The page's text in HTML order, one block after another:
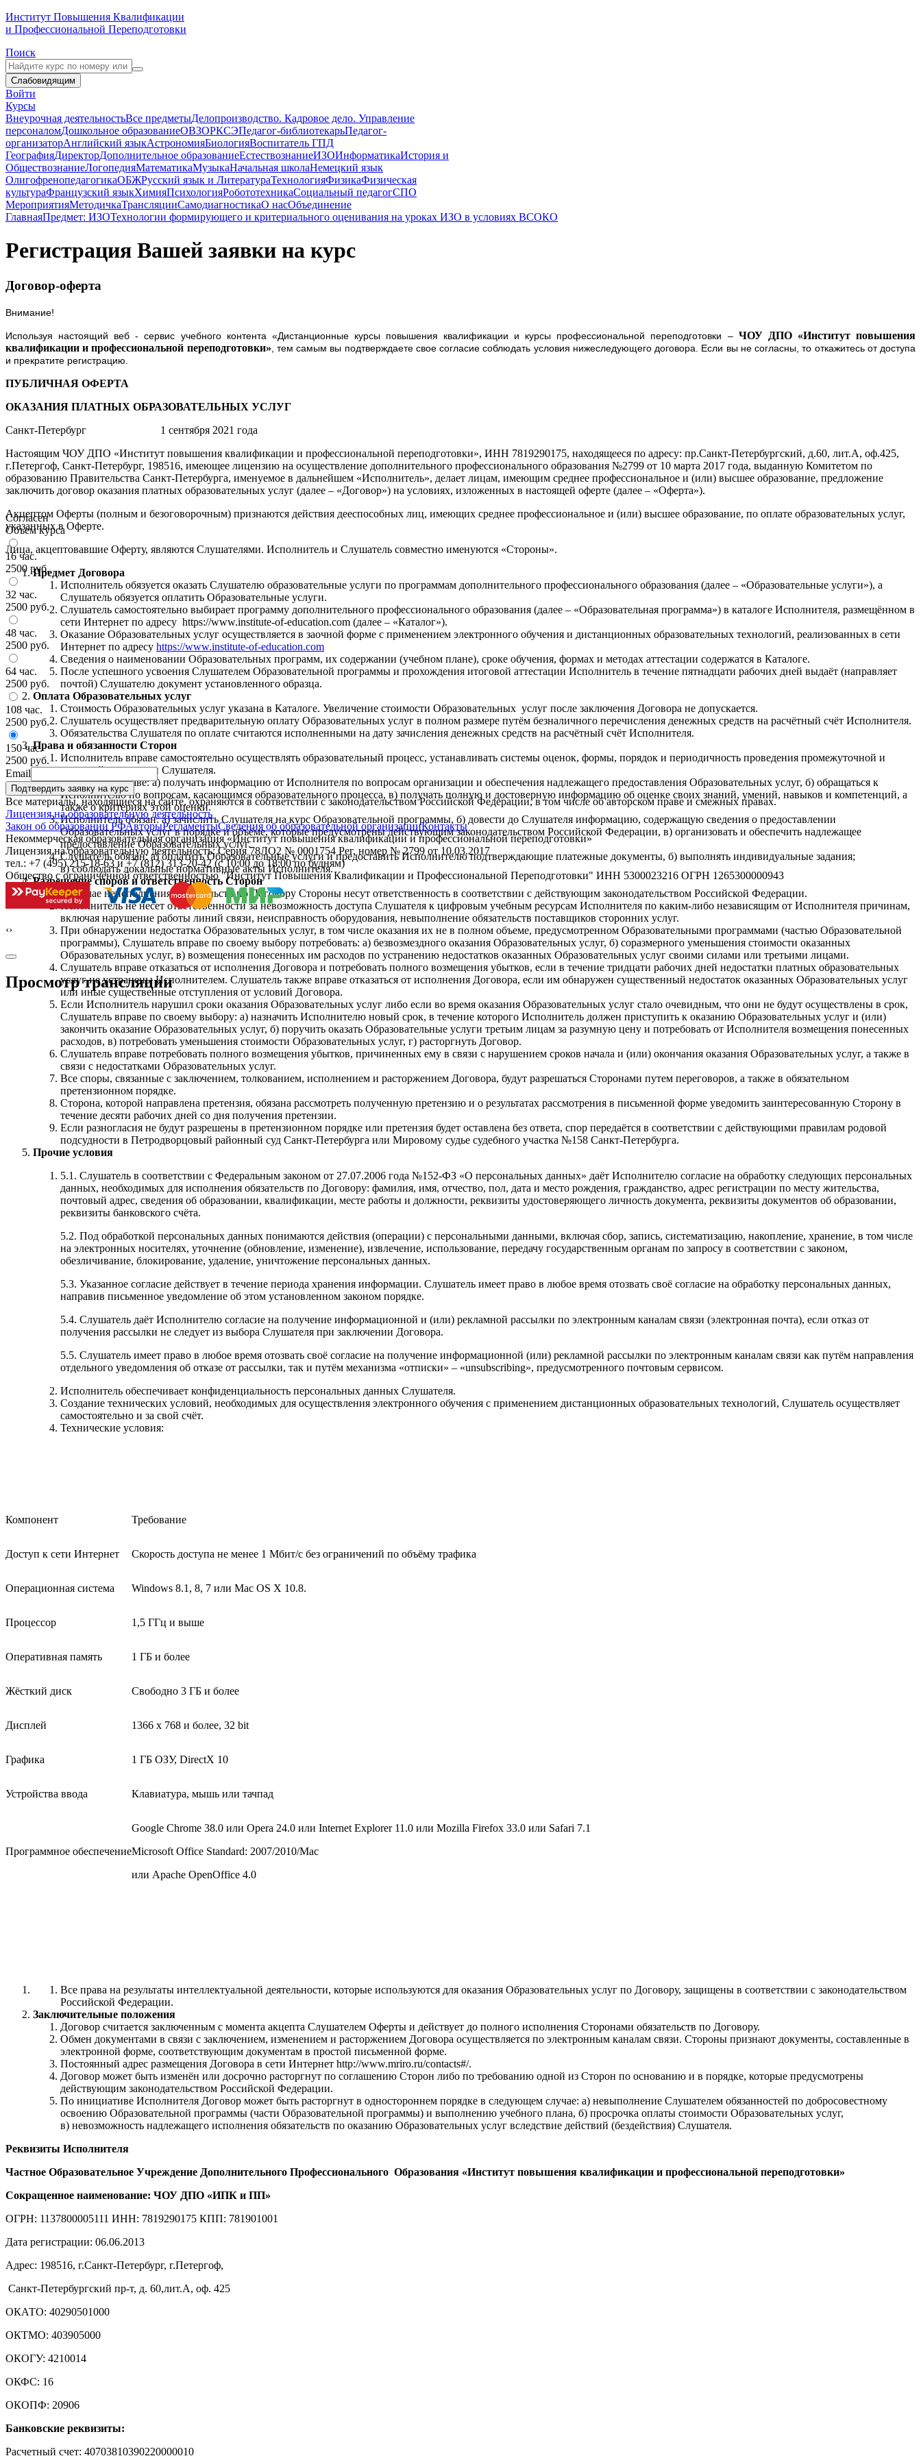
Институт Повышения Квалификации
и Профессиональной Переподготовки
Поиск
Слабовидящим
Войти
Курсы
Внеурочная деятельностьВсе предметыДелопроизводство. Кадровое дело. Управление
персоналомДошкольное образованиеОВЗОРКСЭПедагог-библиотекарьПедагог-
организаторАнглийский языкАстрономияБиологияВоспитатель ГПД
ГеографияДиректорДополнительное образованиеЕстествознаниеИЗОИнформатикаИстория и
ОбществознаниеЛогопедияМатематикаМузыкаНачальная школаНемецкий язык
ОлигофренопедагогикаОБЖРусский язык и ЛитератураТехнологияФизикаФизическая
культураФранцузский языкХимияПсихологияРобототехникаСоциальный педагогСПО
МероприятияМетодичкаТрансляцииСамодиагностикаО насОбъединение
ГлавнаяПредмет: ИЗОТехнологии формирующего и критериального оценивания на уроках ИЗО в условиях ВСОКО
Регистрация Вашей заявки на курс
Договор-оферта
Внимание!
Используя настоящий веб - сервис учебного контента «Дистанционные курсы повышения квалификации и курсы профессиональной переподготовки – ЧОУ ДПО «Институт повышения
квалификации и профессиональной переподготовки» , тем самым вы подтверждаете свое согласие соблюдать условия нижеследующего договора. Если вы не согласны, то откажитесь от доступа
и прекратите регистрацию.
ПУБЛИЧНАЯ ОФЕРТА
ОКАЗАНИЯ ПЛАТНЫХ ОБРАЗОВАТЕЛЬНЫХ УСЛУГ
Санкт-Петербург 1 сентября 2021 года
Настоящим ЧОУ ДПО «Институт повышения квалификации и профессиональной переподготовки», ИНН 7819290175, находящееся по адресу: пр.Санкт-Петербургский, д.60, лит.А, оф.425,
г.Петергоф, Санкт-Петербург, 198516, имеющее лицензию на осуществление дополнительного профессионального образования №2799 от 10 марта 2017 года, выданную Комитетом по
образованию Правительства Санкт-Петербурга, именуемое в дальнейшем «Исполнитель», делает лицам, имеющим среднее профессиональное и (или) высшее образование, предложение
заключить договор оказания платных образовательных услуг (далее – «Договор») на условиях, изложенных в настоящей оферте (далее – «Оферта»).
Акцептом Оферты (полным и безоговорочным) признаются действия дееспособных лиц, имеющих среднее профессиональное и (или) высшее образование, по оплате образовательных услуг,
указанных в Оферте.
Лица, акцептовавшие Оферту, являются Слушателями. Исполнитель и Слушатель совместно именуются «Стороны».
Предмет Договора
Исполнитель обязуется оказать Слушателю образовательные услуги по программам дополнительного профессионального образования (далее – «Образовательные услуги»), а
Слушатель обязуется оплатить Образовательные услуги.
Слушатель самостоятельно выбирает программу дополнительного профессионального образования (далее – «Образовательная программа») в каталоге Исполнителя, размещённом в
сети Интернет по адресу https://www.institute-of-education.com (далее – «Каталог»).
Оказание Образовательных услуг осуществляется в заочной форме с применением электронного обучения и дистанционных образовательных технологий, реализованных в сети
Интернет по адресу https://www.institute-of-education.com
Сведения о наименовании Образовательных программ, их содержании (учебном плане), сроке обучения, формах и методах аттестации содержатся в Каталоге.
После успешного усвоения Слушателем Образовательной программы и прохождения итоговой аттестации Исполнитель в течение пятнадцати рабочих дней выдаёт (направляет
почтой) Слушателю документ установленного образца.
Оплата Образовательных услуг
Стоимость Образовательных услуг указана в Каталоге. Увеличение стоимости Образовательных услуг после заключения Договора не допускается.
Слушатель осуществляет предварительную оплату Образовательных услуг в полном размере путём безналичного перечисления денежных средств на расчётный счёт Исполнителя.
Обязательства Слушателя по оплате считаются исполненными на дату зачисления денежных средств на расчётный счёт Исполнителя.
Права и обязанности Сторон
Исполнитель вправе самостоятельно осуществлять образовательный процесс, устанавливать системы оценок, формы, порядок и периодичность проведения промежуточной и
итоговой аттестации Слушателя.
Слушатель вправе: а) получать информацию от Исполнителя по вопросам организации и обеспечения надлежащего предоставления Образовательных услуг, б) обращаться к
Исполнителю по вопросам, касающимся образовательного процесса, в) получать полную и достоверную информацию об оценке своих знаний, умений, навыков и компетенций, а
также о критериях этой оценки.
Исполнитель обязан: а) зачислить Слушателя на курс Образовательной программы, б) довести до Слушателя информацию, содержащую сведения о предоставлении
Образовательных услуг в порядке и объёме, которые предусмотрены действующим законодательством Российской Федерации, в) организовать и обеспечить надлежащее
предоставление Образовательных услуг.
Слушатель обязан: а) оплатить Образовательные услуги и предоставить Исполнителю подтверждающие платежные документы, б) выполнять индивидуальные задания;
в) соблюдать локальные нормативные акты Исполнителя.
Разрешение споров и ответственность Сторон
В случае неисполнения обязательств по Договору Стороны несут ответственность в соответствии с действующим законодательством Российской Федерации.
Исполнитель не несет ответственности за невозможность доступа Слушателя к цифровым учебным ресурсам Исполнителя по каким-либо независящим от Исполнителя причинам,
включая нарушение работы линий связи, неисправность оборудования, невыполнение обязательств поставщиков сторонних услуг.
При обнаружении недостатка Образовательных услуг, в том числе оказания их не в полном объеме, предусмотренном Образовательными программами (частью Образовательной
программы), Слушатель вправе по своему выбору потребовать: а) безвозмездного оказания Образовательных услуг, б) соразмерного уменьшения стоимости оказанных
Образовательных услуг, в) возмещения понесенных им расходов по устранению недостатков оказанных Образовательных услуг своими силами или третьими лицами.
Слушатель вправе отказаться от исполнения Договора и потребовать полного возмещения убытков, если в течение тридцати рабочих дней недостатки платных образовательных
услуг не устранены Исполнителем. Слушатель также вправе отказаться от исполнения Договора, если им обнаружен существенный недостаток оказанных Образовательных услуг
или иные существенные отступления от условий Договора.
Если Исполнитель нарушил сроки оказания Образовательных услуг либо если во время оказания Образовательных услуг стало очевидным, что они не будут осуществлены в срок,
Слушатель вправе по своему выбору: а) назначить Исполнителю новый срок, в течение которого Исполнитель должен приступить к оказанию Образовательных услуг и (или)
закончить оказание Образовательных услуг, б) поручить оказать Образовательные услуги третьим лицам за разумную цену и потребовать от Исполнителя возмещения понесенных
расходов, в) потребовать уменьшения стоимости Образовательных услуг, г) расторгнуть Договор.
Слушатель вправе потребовать полного возмещения убытков, причиненных ему в связи с нарушением сроков начала и (или) окончания оказания Образовательных услуг, а также в
связи с недостатками Образовательных услуг.
Все споры, связанные с заключением, толкованием, исполнением и расторжением Договора, будут разрешаться Сторонами путем переговоров, а также в обязательном
претензионном порядке.
Сторона, которой направлена претензия, обязана рассмотреть полученную претензию и о результатах рассмотрения в письменной форме уведомить заинтересованную Сторону в
течение десяти рабочих дней со дня получения претензии.
Если разногласия не будут разрешены в претензионном порядке или претензия будет оставлена без ответа, спор передаётся в соответствии с действующими правилам родовой
подсудности в Петродворцовый районный суд Санкт-Петербурга или Мировому судье судебного участка №158 Санкт-Петербурга.
Прочие условия
5.1. Слушатель в соответствии с Федеральным законом от 27.07.2006 года №152-ФЗ «О персональных данных» даёт Исполнителю согласие на обработку следующих персональных
данных, необходимых для исполнения обязательств по Договору: фамилия, имя, отчество, пол, дата и место рождения, гражданство, адрес регистрации по месту жительства,
почтовый адрес, сведения об образовании, квалификации, месте работы и должности, реквизиты удостоверяющего личность документа, реквизиты документов об образовании,
реквизиты банковского счёта.
5.2. Под обработкой персональных данных понимаются действия (операции) с персональными данными, включая сбор, запись, систематизацию, накопление, хранение, в том числе
на электронных носителях, уточнение (обновление, изменение), извлечение, использование, передачу государственным органам по запросу в соответствии с законом,
обезличивание, блокирование, удаление, уничтожение персональных данных.
5.3. Указанное согласие действует в течение периода хранения информации. Слушатель имеет право в любое время отозвать своё согласие на обработку персональных данных,
направив письменное уведомление об этом установленном законом порядке.
5.4. Слушатель даёт Исполнителю согласие на получение информационной и (или) рекламной рассылки по электронным каналам связи (электронная почта), если отказ от
получения рассылки не следует из выбора Слушателя при заключении Договора.
5.5. Слушатель имеет право в любое время отозвать своё согласие на получение информационной (или) рекламной рассылки по электронным каналам связи как путём направления
отдельного уведомления об отказе от рассылки, так и путём механизма «отписки» – «unsubscribing», предусмотренного почтовым сервисом.
Исполнитель обеспечивает конфиденциальность персональных данных Слушателя.
Создание технических условий, необходимых для осуществления электронного обучения с применением дистанционных образовательных технологий, Слушатель осуществляет
самостоятельно и за свой счёт.
Технические условия:
Компонент Требование
Доступ к сети Интернет Скорость доступа не менее 1 Мбит/с без ограничений по объёму трафика
Операционная система Windows 8.1, 8, 7 или Mac OS X 10.8.
Процессор 1,5 ГГц и выше
Оперативная память 1 ГБ и более
Жёсткий диск Свободно 3 ГБ и более
Дисплей 1366 x 768 и более, 32 bit
Графика 1 ГБ ОЗУ, DirectX 10
Устройства ввода Клавиатура, мышь или тачпад
Программное обеспечение
Google Chrome 38.0 или Opera 24.0 или Internet Explorer 11.0 или Mozilla Firefox 33.0 или Safari 7.1
Microsoft Office Standard: 2007/2010/Mac
или Apache OpenOffice 4.0
Все права на результаты интеллектуальной деятельности, которые используются для оказания Образовательных услуг по Договору, защищены в соответствии с законодательством
Российской Федерации.
Заключительные положения
Договор считается заключенным с момента акцепта Слушателем Оферты и действует до полного исполнения Сторонами обязательств по Договору.
Обмен документами в связи с заключением, изменением и расторжением Договора осуществляется по электронным каналам связи. Стороны признают документы, составленные в
электронной форме, соответствующим документам в простой письменной форме.
Постоянный адрес размещения Договора в сети Интернет http://www.mriro.ru/contacts#/.
Договор может быть изменён или досрочно расторгнут по соглашению Сторон либо по требованию одной из Сторон по основанию и в порядке, которые предусмотрены
действующим законодательством Российской Федерации.
По инициативе Исполнителя Договор может быть расторгнут в одностороннем порядке в следующем случае: а) невыполнение Слушателем обязанностей по добросовестному
освоению Образовательной программы (части Образовательной программы) и выполнению учебного плана, б) просрочка оплаты стоимости Образовательных услуг,
в) невозможность надлежащего исполнения обязательств по оказанию Образовательных услуг вследствие действий (бездействия) Слушателя.
Реквизиты Исполнителя
Частное Образовательное Учреждение Дополнительного Профессионального Образования «Институт повышения квалификации и профессиональной переподготовки»
Сокращенное наименование: ЧОУ ДПО «ИПК и ПП»
ОГРН: 1137800005111 ИНН: 7819290175 КПП: 781901001
Дата регистрации: 06.06.2013
Адрес: 198516, г.Санкт-Петербург, г.Петергоф,
Санкт-Петербургский пр-т, д. 60,лит.А, оф. 425
ОКАТО: 40290501000
ОКТМО: 403905000
ОКОГУ: 4210014
ОКФС: 16
ОКОПФ: 20906
Банковские реквизиты:
Расчетный счет: 40703810390220000010
Согласен
Объем курса
16 час.
2500 руб.
32 час.
2500 руб.
48 час.
2500 руб.
64 час.
2500 руб.
108 час.
2500 руб.
150 час.
2500 руб.
Email
Все материалы, находящиеся на сайте, охраняются в соответствии с законодательством Российской Федерации, в том числе об авторском праве и смежных правах.
Лицензия на образовательную деятельность
Закон об образовании РФАвторыРегламентыСведения об образовательной организацииКонтакты
Некоммерческая образовательная организация «Институт повышения квалификации и профессиональной переподготовки»
Лицензия на образовательную деятельность: Серия 78ЛО2 № 0001754 Рег. номер № 2799 от 10.03.2017
тел.: +7 (495) 215-18-63 и +7 (812) 313-20-42 (с 10:00 до 18:00 по будням)
Общество с ограниченной ответственностью "Институт Повышения Квалификации и Профессиональной Переподготовки" ИНН 5300023216 ОГРН 1265300000943
‹›
Просмотр трансляции